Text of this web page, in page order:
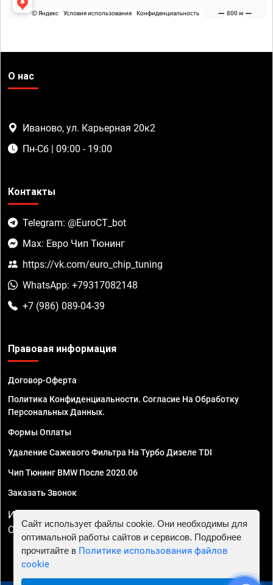
О нас
Иваново, ул. Карьерная 20к2
Пн-Сб | 09:00 - 19:00
Контакты
Telegram: @EuroCT_bot
Max: Евро Чип Тюнинг
https://vk.com/euro_chip_tuning
WhatsApp: +79317082148
+7 (986) 089-04-39
Правовая информация
Договор-Оферта
Политика Конфиденциальности. Согласие На Обработку
Персональных Данных.
Формы Оплаты
Удаление Сажевого Фильтра На Турбо Дизеле TDI
Чип Тюнинг BMW После 2020.06
Заказать Звонок
ИП Смирнов Георгий Павлович. ИНН 781302555843,
ОГРНИП 324470400032610
Сайт использует файлы cookie. Они необходимы для
оптимальной работы сайтов и сервисов. Подробнее
прочитайте в Политике использования файлов
cookie